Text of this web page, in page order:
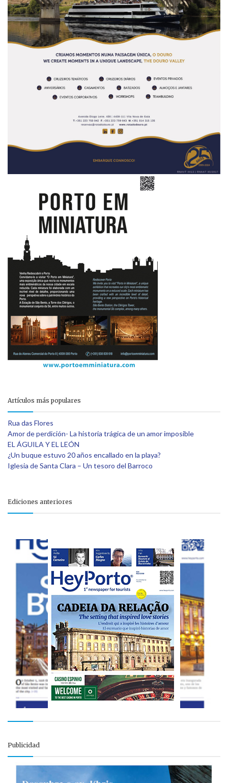
Artículos más populares
Rua das Flores
Amor de perdición- La historia trágica de un amor imposible
EL ÁGUILA Y EL LEÓN
¿Un buque estuvo 20 años encallado en la playa?
Iglesia de Santa Clara – Un tesoro del Barroco
Ediciones anteriores
Publicidad